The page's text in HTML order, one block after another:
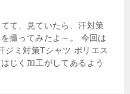
て、見ていたら、汗対策
撮ってみたよ～。 今回は
ジミ対策Tシャツ ポリエス
じく加工がしてあるよう